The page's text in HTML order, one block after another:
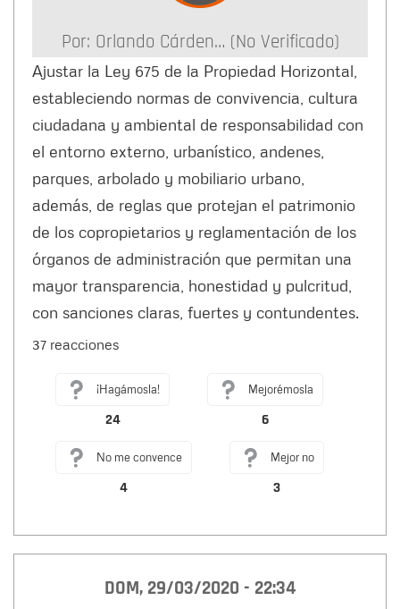
Por: Orlando Cárden… (no Verificado)
Ajustar la Ley 675 de la Propiedad Horizontal,
estableciendo normas de convivencia, cultura
ciudadana y ambiental de responsabilidad con
el entorno externo, urbanístico, andenes,
parques, arbolado y mobiliario urbano,
además, de reglas que protejan el patrimonio
de los copropietarios y reglamentación de los
órganos de administración que permitan una
mayor transparencia, honestidad y pulcritud,
con sanciones claras, fuertes y contundentes.
37 reacciones
¡Hagámosla!
24
Mejorémosla
6
No me convence
4
Mejor no
3
DOM, 29/03/2020 - 22:34